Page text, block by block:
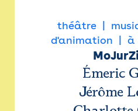
théâtre
d'animation
à
Émeric
Jérôme